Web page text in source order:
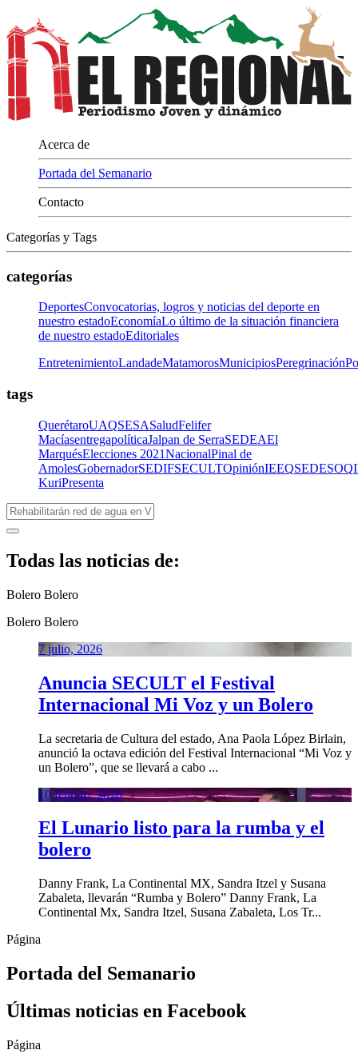
Acerca de
Portada del Semanario
Contacto
Categorías y Tags
categorías
DeportesConvocatorias, logros y noticias del deporte en
nuestro estadoEconomíaLo último de la situación financiera
de nuestro estadoEditoriales
EntretenimientoLandadeMatamorosMunicipiosPeregrinación
tags
QuerétaroUAQSESASaludFelifer
MacíasentregapolíticaJalpan de SerraSEDEAEl
MarquésElecciones 2021NacionalPinal de
AmolesGobernadorSEDIFSECULTOpiniónIEEQSEDESOQ
KuriPresenta
Todas las noticias de:
Bolero Bolero
Bolero Bolero
7 julio, 2026
Anuncia SECULT el Festival
Internacional Mi Voz y un Bolero
La secretaria de Cultura del estado, Ana Paola López Birlain,
anunció la octava edición del Festival Internacional “Mi Voz y
un Bolero”, que se llevará a cabo ...
10 febrero, 2026
El Lunario listo para la rumba y el
bolero
Danny Frank, La Continental MX, Sandra Itzel y Susana
Zabaleta, llevarán “Rumba y Bolero” Danny Frank, La
Continental Mx, Sandra Itzel, Susana Zabaleta, Los Tr...
Página
Portada del Semanario
Últimas noticias en Facebook
Página